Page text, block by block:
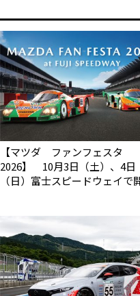
【マツダ ファンフェスタ
2026】 10月3日（土）、4日
（日）富士スピードウェイで